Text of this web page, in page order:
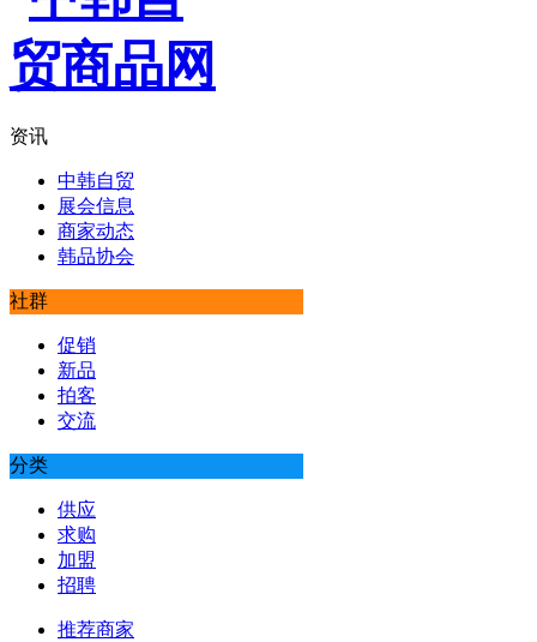
资讯
中韩自贸
展会信息
商家动态
韩品协会
社群
促销
新品
拍客
交流
分类
供应
求购
加盟
招聘
推荐商家